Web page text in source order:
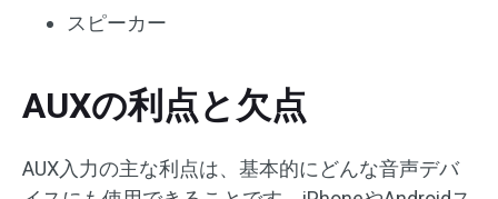
スピーカー
AUXの利点と欠点
AUX入力の主な利点は、基本的にどんな音声デバ